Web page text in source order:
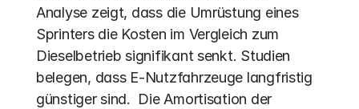
Analyse zeigt, dass die Umrüstung eines
Sprinters die Kosten im Vergleich zum
Dieselbetrieb signifikant senkt. Studien
belegen, dass E-Nutzfahrzeuge langfristig
günstiger sind.  Die Amortisation der